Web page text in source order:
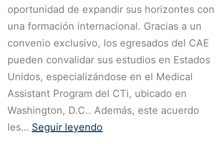
oportunidad de expandir sus horizontes con
una formación internacional. Gracias a un
convenio exclusivo, los egresados del CAE
pueden convalidar sus estudios en Estados
Unidos, especializándose en el Medical
Assistant Program del CTi, ubicado en
Washington, D.C.. Además, este acuerdo
les… Seguir leyendo